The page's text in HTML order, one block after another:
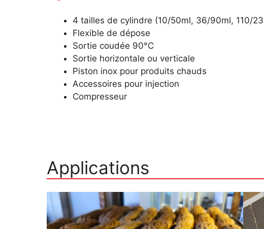
4 tailles de cylindre (10/50ml, 36/90ml, 110/
Flexible de dépose
Sortie coudée 90°C
Sortie horizontale ou verticale
Piston inox pour produits chauds
Accessoires pour injection
Compresseur
Applications